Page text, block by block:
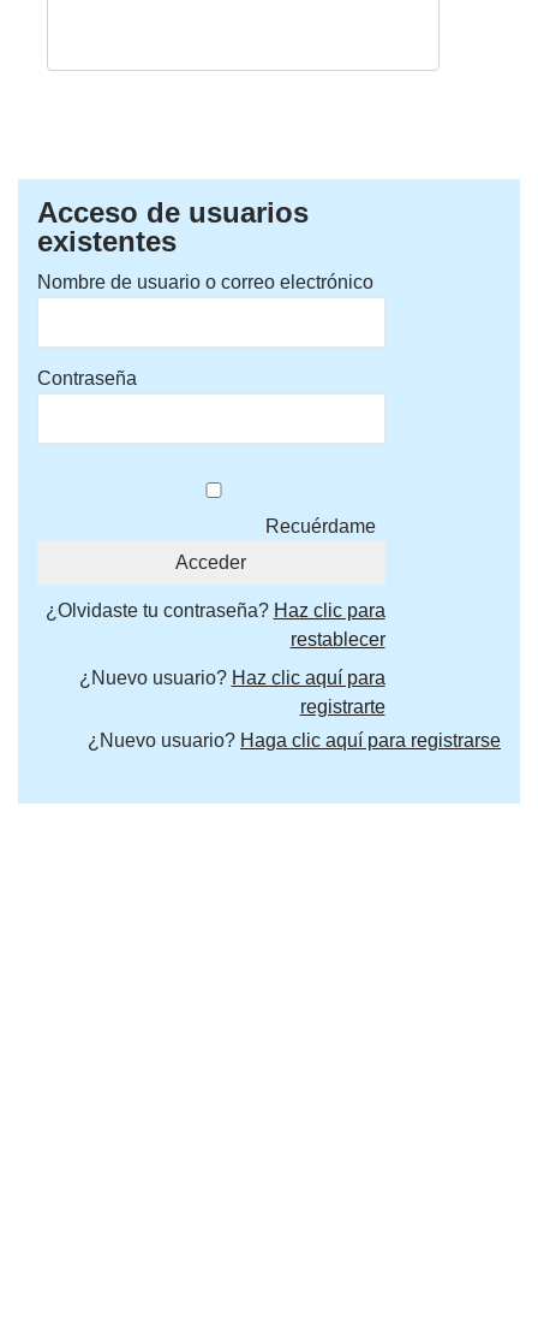
Acceso de usuarios
existentes
Nombre de usuario o correo electrónico
Contraseña
Recuérdame
¿Olvidaste tu contraseña? Haz clic para
restablecer
¿Nuevo usuario? Haz clic aquí para
registrarte
¿Nuevo usuario? Haga clic aquí para registrarse